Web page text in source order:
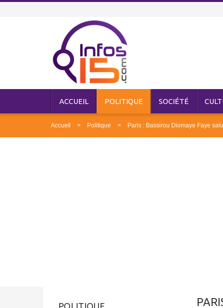
ACCUEIL POLITIQUE SOCIÉTÉ
Accueil Politique Paris : Bassirou Diomaye Faye
POLITIQUE